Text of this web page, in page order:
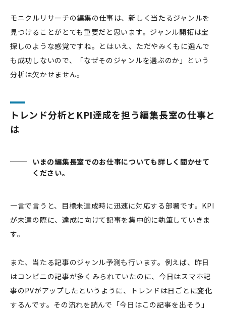
モニクルリサーチの編集の仕事は、新しく当たるジャンルを
見つけることがとても重要だと思います。ジャンル開拓は宝
探しのような感覚ですね。とはいえ、ただやみくもに選んで
も成功しないので、「なぜそのジャンルを選ぶのか」という
分析は欠かせません。
トレンド分析とKPI達成を担う編集長室の仕事と
は
いまの編集長室でのお仕事についても詳しく聞かせて
ください。
一言で言うと、目標未達成時に迅速に対応する部署です。KPI
が未達の際に、達成に向けて記事を集中的に執筆していきま
す。
また、当たる記事のジャンル予測も行います。例えば、昨日
はコンビニの記事が多くみられていたのに、今日はスマホ記
事のPVがアップしたというように、トレンドは日ごとに変化
するんです。その流れを読んで「今日はこの記事を出そう」